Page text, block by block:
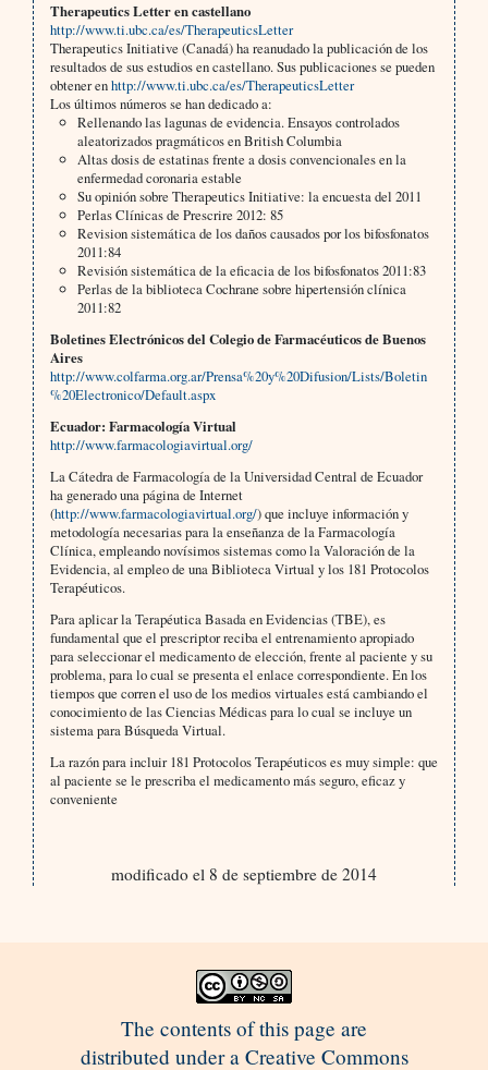
Therapeutics Letter en castellano
http://www.ti.ubc.ca/es/TherapeuticsLetter
Therapeutics Initiative (Canadá) ha reanudado la publicación de los
resultados de sus estudios en castellano. Sus publicaciones se pueden
obtener enhttp://www.ti.ubc.ca/es/TherapeuticsLetter
Los últimos números se han dedicado a:
Rellenando las lagunas de evidencia. Ensayos controlados
aleatorizados pragmáticos en British Columbia
Altas dosis de estatinas frente a dosis convencionales en la
enfermedad coronaria estable
Su opinión sobre Therapeutics Initiative: la encuesta del 2011
Perlas Clínicas de Prescrire 2012: 85
Revision sistemática de los daños causados por los bifosfonatos
2011:84
Revisión sistemática de la eficacia de los bifosfonatos 2011:83
Perlas de la biblioteca Cochrane sobre hipertensión clínica
2011:82
Boletines Electrónicos del Colegio de Farmacéuticos de Buenos
Aires
http://www.colfarma.org.ar/Prensa%20y%20Difusion/Lists/Boletin
%20Electronico/Default.aspx
Ecuador: Farmacología Virtual
http://www.farmacologiavirtual.org/
La Cátedra de Farmacología de la Universidad Central de Ecuador
ha generado una página de Internet
(http://www.farmacologiavirtual.org/) que incluye información y
metodología necesarias para la enseñanza de la Farmacología
Clínica, empleando novísimos sistemas como la Valoración de la
Evidencia, al empleo de una Biblioteca Virtual y los 181 Protocolos
Terapéuticos.
Para aplicar la Terapéutica Basada en Evidencias (TBE), es
fundamental que el prescriptor reciba el entrenamiento apropiado
para seleccionar el medicamento de elección, frente al paciente y su
problema, para lo cual se presenta el enlace correspondiente. En los
tiempos que corren el uso de los medios virtuales está cambiando el
conocimiento de las Ciencias Médicas para lo cual se incluye un
sistema para Búsqueda Virtual.
La razón para incluir 181 Protocolos Terapéuticos es muy simple: que
al paciente se le prescriba el medicamento más seguro, eficaz y
conveniente
modificado el 8 de septiembre de 2014
The contents of this page are
distributed under a Creative Commons